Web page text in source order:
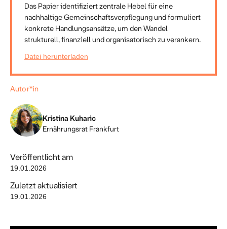
Das Papier identifiziert zentrale Hebel für eine
nachhaltige Gemeinschaftsverpflegung und formuliert
konkrete Handlungsansätze, um den Wandel
strukturell, finanziell und organisatorisch zu verankern.
Datei herunterladen
Autor*in
Kristina Kuharic
Ernährungsrat Frankfurt
Veröffentlicht am
19.01.2026
Zuletzt aktualisiert
19.01.2026